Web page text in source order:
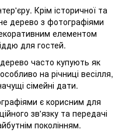
Крім історичної та
дерево з фотографіями
елементом
для гостей.
часто купують як
на річниці весілля,
сімейні дати.
є корисним для
зв'язку та передачі
поколінням.